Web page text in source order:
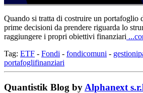
Quando si tratta di costruire un portafoglio
prime decisioni da prendere riguarda lo
raggiungere i propri obiettivi finanziari
Tag: ETF - Fondi - fondicomuni -
portafoglifinanziari
Quantistik Blog by Alphanext